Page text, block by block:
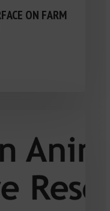
ON FARM